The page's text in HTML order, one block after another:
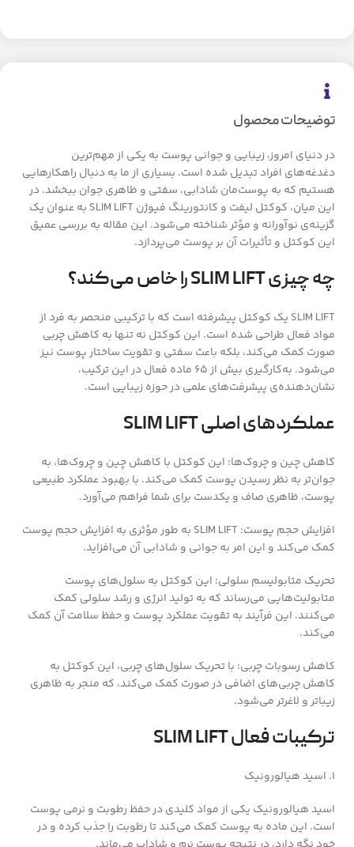
توضیحات محصول
در دنیای امروز، زیبایی و جوانی پوست به یکی از مهم‌ترین
دغدغه‌های افراد تبدیل شده است. بسیاری از ما به دنبال راهکارهایی
هستیم که به پوست‌مان شادابی، سفتی و ظاهری جوان ببخشد. در
این میان، کوکتل لیفت و کانتورینگ فیوژن SLIM LIFT به عنوان یک
گزینه‌ی نوآورانه و مؤثر شناخته می‌شود. این مقاله به بررسی عمیق
این کوکتل و تأثیرات آن بر پوست می‌پردازد.
چه چیزی SLIM LIFT را خاص می‌کند؟
SLIM LIFT یک کوکتل پیشرفته است که با ترکیبی منحصر به فرد از
مواد فعال طراحی شده است. این کوکتل نه تنها به کاهش چربی
صورت کمک می‌کند، بلکه باعث سفتی و تقویت ساختار پوست نیز
می‌شود. به‌کارگیری بیش از ۶۵ ماده فعال در این ترکیب،
نشان‌دهنده‌ی پیشرفت‌های علمی در حوزه زیبایی است.
عملکردهای اصلی SLIM LIFT
کاهش چین و چروک‌ها: این کوکتل با کاهش چین و چروک‌ها، به
جوان‌تر به نظر رسیدن پوست کمک می‌کند. با بهبود عملکرد طبیعی
پوست، ظاهری صاف و یکدست برای شما فراهم می‌آورد.
افزایش حجم پوست: SLIM LIFT به طور مؤثری به افزایش حجم پوست
کمک می‌کند و این امر به جوانی و شادابی آن می‌افزاید.
تحریک متابولیسم سلولی: این کوکتل به سلول‌های پوست
متابولیت‌هایی می‌رساند که به تولید انرژی و رشد سلولی کمک
می‌کنند. این فرآیند به تقویت عملکرد پوست و حفظ سلامت آن کمک
می‌کند.
کاهش رسوبات چربی: با تحریک سلول‌های چربی، این کوکتل به
کاهش چربی‌های اضافی در صورت کمک می‌کند، که منجر به ظاهری
زیباتر و لاغرتر می‌شود.
ترکیبات فعال SLIM LIFT
1. اسید هیالورونیک
اسید هیالورونیک یکی از مواد کلیدی در حفظ رطوبت و نرمی پوست
است. این ماده به پوست کمک می‌کند تا رطوبت را جذب کرده و در